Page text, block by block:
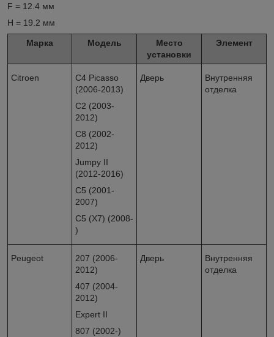
F = 12.4 мм
H = 19.2 мм
Марка Модель
Место
установки
Элемент
Citroen
C4 Picasso
(2006-2013)
C2 (2003-
2012)
C8 (2002-
2012)
Jumpy II
(2012-2016)
C5 (2001-
2007)
C5 (X7) (2008-
)
Дверь
Внутренняя
отделка
Peugeot
207 (2006-
2012)
407 (2004-
2012)
Expert II
807 (2002-)
Дверь
Внутренняя
отделка